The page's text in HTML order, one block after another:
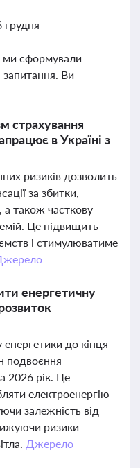
грудня
ми сформували
запитання. Ви
страхування
в Україні з
ризиків дозволить
за збитки,
а також часткову
Це підвищить
і стимулюватиме
енергетичну
до кінця
подвоєння
2026 рік. Це
електроенергію
залежність від
ризики
Джерело